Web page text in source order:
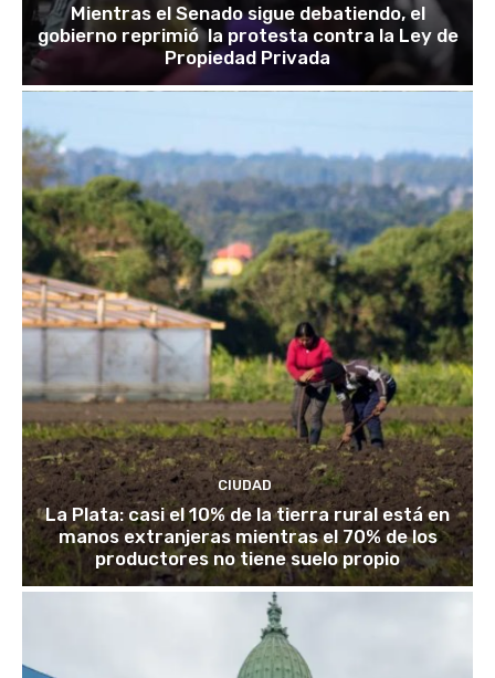
Mientras el Senado sigue debatiendo, el
gobierno reprimió la protesta contra la Ley de
Propiedad Privada
CIUDAD
La Plata: casi el 10% de la tierra rural está en
manos extranjeras mientras el 70% de los
productores no tiene suelo propio